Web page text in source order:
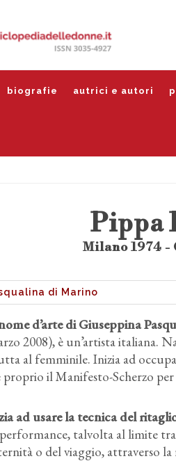
biografie autrici e autori
Pippa
Milano 1974 -
di Marino
d’arte di Giuseppina
2008), è un’artista italiana.
al femminile. Inizia ad
il Manifesto-Scherzo
ad usare la tecnica del
talvolta al limite tra
o del viaggio, attraverso